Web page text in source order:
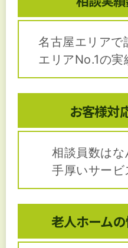
名古屋エリアで
エリアNo.1の実
お客様対
相談員数はな
手厚いサー
老人ホームの